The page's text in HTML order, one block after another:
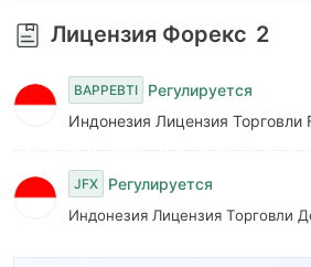
Лицензия Форекс 2
BAPPEBTI
Регулируется
Индонезия Лицензия Торговли
JFX Регулируется
Индонезия Лицензия Торговли